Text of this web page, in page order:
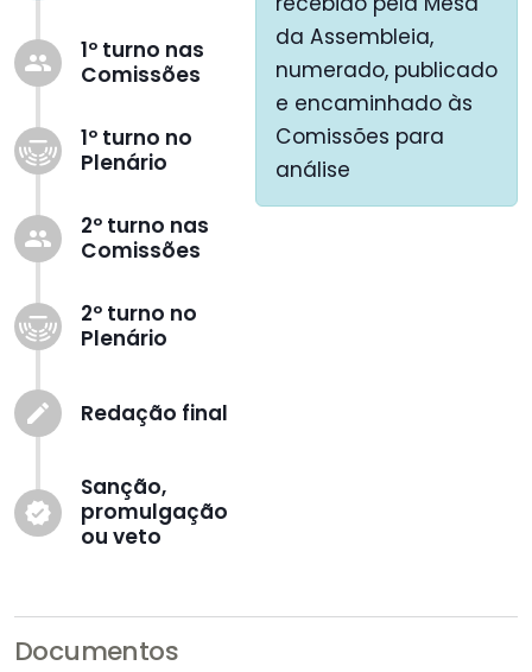
group
1º turno nas
Comissões
1º turno no
Plenário
group
2º turno nas
Comissões
2º turno no
Plenário
create Redação final
verified
Sanção,
promulgação
ou veto
da Assembleia,
numerado, publicado
e encaminhado às
Comissões para
análise
Documentos